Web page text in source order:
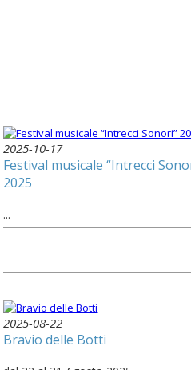
2025-10-17
Festival musicale “Intrecci
2025
...
2025-08-22
Bravio delle Botti